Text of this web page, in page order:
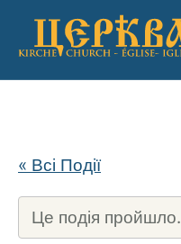
« Всі Події
Це подія пройшло.